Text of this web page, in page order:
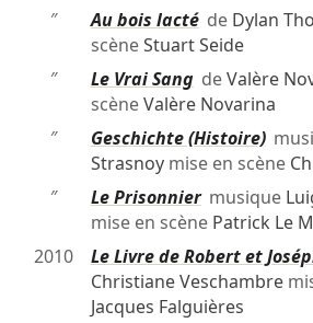
″
Au bois lactéde Dylan
scèneStuart Seide
″
Le Vrai SangdeValère
scèneValère Novarina
″
Geschichte (Histoire)
Strasnoymise en scène
″
Le Prisonniermusique
mise en scène Patrick Le
2010
Le Livre de Robert et
Christiane Veschambre
Jacques Falguières